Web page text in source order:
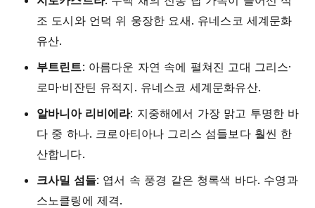
조 도시와 언덕 위 웅장한 요새. 유네스코 세계문화
유산.
부트린트: 아름다운 자연 속에 펼쳐진 고대 그리스·
로마·비잔틴 유적지. 유네스코 세계문화유산.
알바니아 리비에라: 지중해에서 가장 맑고 투명한 바
다 중 하나. 크로아티아나 그리스 섬들보다 훨씬 한
산합니다.
크사밀 섬들: 엽서 속 풍경 같은 청록색 바다. 수영과
스노클링에 제격.